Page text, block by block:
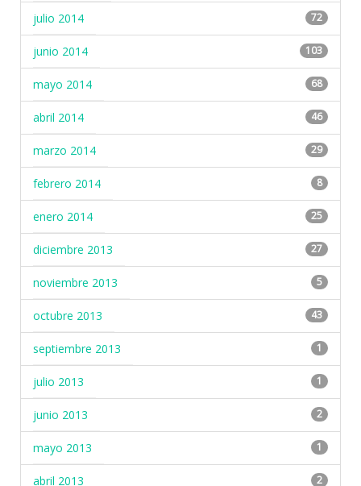
julio 2014 72
junio 2014 103
mayo 2014 68
abril 2014 46
marzo 2014 29
febrero 2014 8
enero 2014 25
diciembre 2013 27
noviembre 2013 5
octubre 2013 43
septiembre 2013 1
julio 2013 1
junio 2013 2
mayo 2013 1
abril 2013 2